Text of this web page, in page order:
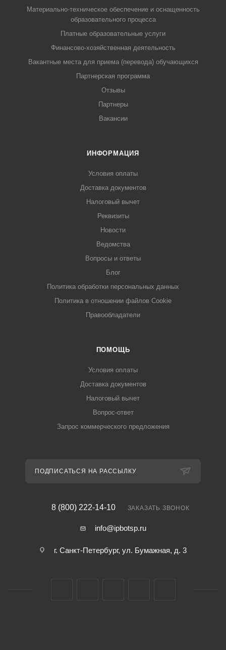
Материально-техническое обеспечение и оснащенность
образовательного процесса
Платные образовательные услуги
Финансово-хозяйственная деятельность
Вакантные места для приема (перевода) обучающихся
Партнерская программа
Отзывы
Партнеры
Вакансии
ИНФОРМАЦИЯ
Условия оплаты
Доставка документов
Налоговый вычет
Реквизиты
Новости
Ведомства
Вопросы и ответы
Блог
Политика обработки персональных данных
Политика в отношении файлов Cookie
Правообладатели
ПОМОЩЬ
Условия оплаты
Доставка документов
Налоговый вычет
Вопрос-ответ
Запрос коммерческого предложения
ПОДПИСАТЬСЯ НА РАССЫЛКУ
8 (800) 222-14-10 ЗАКАЗАТЬ ЗВОНОК
info@ipbotsp.ru
г. Санкт-Петербург, ул. Бумажная, д. 3